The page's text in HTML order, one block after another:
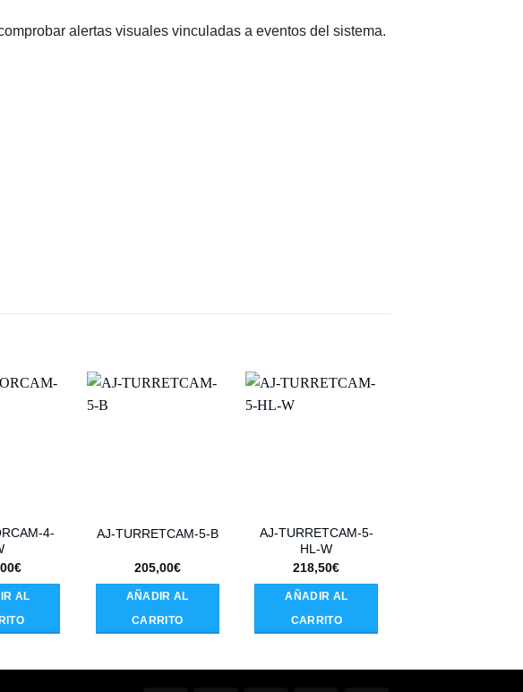
alertas visuales vinculadas a eventos del sistema.
4-
€
AL
AJ-TURRETCAM-5-B
205,00€
AÑADIR AL
CARRITO
AJ-TURRETCAM-5-
HL-W
218,50€
AÑADIR AL
CARRITO